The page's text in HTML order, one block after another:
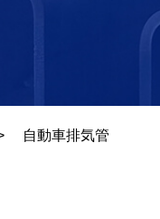
自動車排気管